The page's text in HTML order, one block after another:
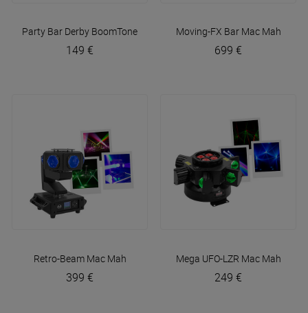
Party Bar Derby BoomTone DJ
149 €
Moving-FX Bar Mac Mah
699 €
Retro-Beam Mac Mah
399 €
Mega UFO-LZR Mac Mah
249 €